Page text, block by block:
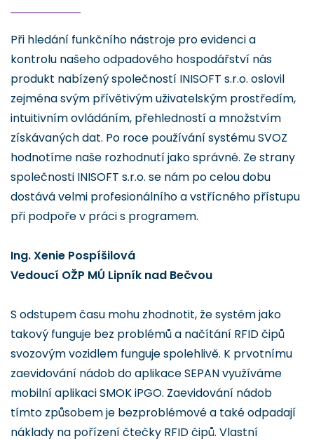
Při hledání funkčního nástroje pro evidenci a
kontrolu našeho odpadového hospodářství nás
produkt nabízený společností INISOFT s.r.o. oslovil
zejména svým přívětivým uživatelským prostředím,
intuitivním ovládáním, přehledností a množstvím
získávaných dat. Po roce používání systému SVOZ
hodnotíme naše rozhodnutí jako správné. Ze strany
společnosti INISOFT s.r.o. se nám po celou dobu
dostává velmi profesionálního a vstřícného přístupu
při podpoře v práci s programem.
Ing. Xenie Pospíšilová
Vedoucí OŽP MÚ Lipník nad Bečvou
S odstupem času mohu zhodnotit, že systém jako
takový funguje bez problémů a načítání RFID čipů
svozovým vozidlem funguje spolehlivě. K prvotnímu
zaevidování nádob do aplikace SEPAN využíváme
mobilní aplikaci SMOK iPGO. Zaevidování nádob
tímto způsobem je bezproblémové a také odpadají
náklady na pořízení čtečky RFID čipů. Vlastní